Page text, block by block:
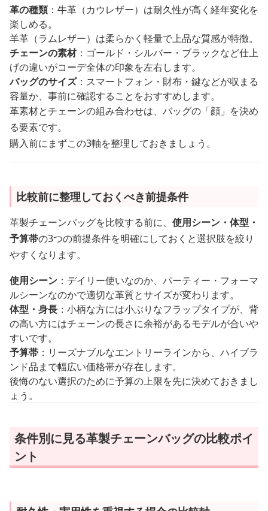
革の種類：牛革（カウレザー）は耐久性が高く経年変化を
楽しめる。
羊革（ラムレザー）は柔らかく軽量で上品な質感が特徴。
チェーンの素材：ゴールド・シルバー・ブラックなど仕上
げの違いがコーデ全体の印象を左右します。
バッグのサイズ：スマートフォン・財布・鍵などが収まる
容量か、事前に確認することをおすすめします。
革素材とチェーンの組み合わせは、バッグの「顔」を決め
る要素です。
購入前にまずこの3軸を整理しておきましょう。
比較前に整理しておくべき前提条件
革製チェーンバッグを比較する前に、 使用シーン・体型・
予算帯の3つの前提条件を明確にしておくと選択肢を絞り
やすくなります。
使用シーン ：デイリー使いなのか、パーティー・フォーマ
ルシーンなのかで適切な革質とサイズが変わります。
体型・身長 ：小柄な方には小ぶりなフラップタイプが、背
の高い方にはチェーンの長さに余裕があるモデルが合いや
すいです。
予算帯 ：リーズナブルなエントリーラインから、ハイブラ
ンド品まで幅広い価格帯が存在します。
後悔のない選択のために予算の上限を先に決めておきまし
ょう。
条件別に見る革製チェーンバッグの比較ポイ
ント